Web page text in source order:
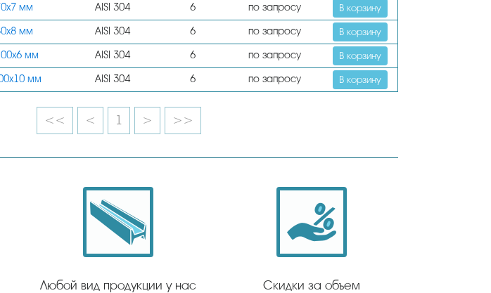
мм AISI 304 6 по запросу В корзину
мм AISI 304 6 по запросу В корзину
мм AISI 304 6 по запросу В корзину
мм AISI 304 6 по запросу В корзину
<< < 1 > >>
Любой вид продукции у нас
Скидки за объем